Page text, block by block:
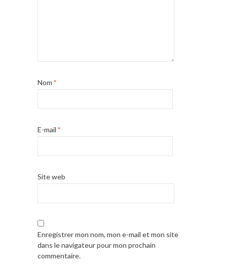
Nom *
E-mail *
Site web
Enregistrer mon nom, mon e-mail et mon site
dans le navigateur pour mon prochain
commentaire.